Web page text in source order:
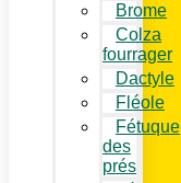
Brome
Colza
fourrager
Dactyle
Fléole
Fétuque
des
prés